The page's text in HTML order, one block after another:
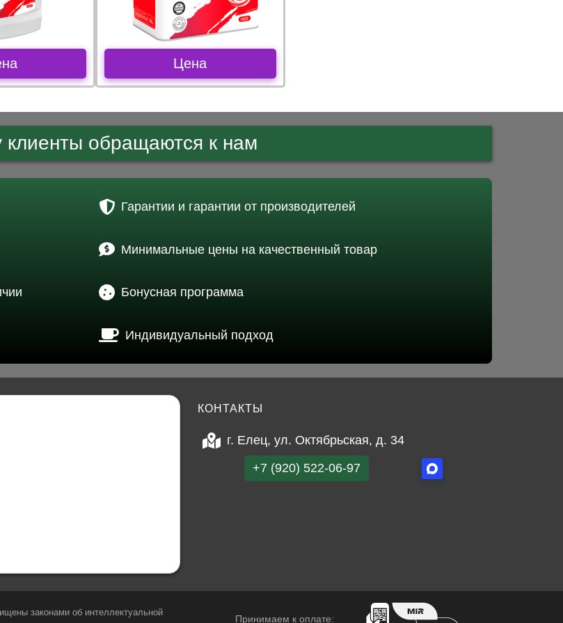
Цена
клиенты обращаются к нам
Гарантии и гарантии от производителей
Минимальные цены на качественный товар
Бонусная программа
Индивидуальный подход
КОНТАКТЫ
г. Елец, ул. Октябрьская, д. 34
+7 (920) 522-06-97
законами об интеллектуальной
Принимаем к оплате: